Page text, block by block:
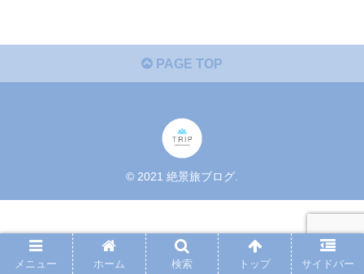
PAGE TOP
© 2021 絶景旅ブログ.
メニュー ホーム 検索 トップ サイドバー